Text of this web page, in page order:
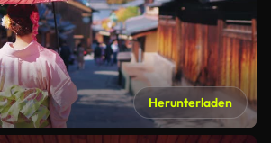
Herunterladen